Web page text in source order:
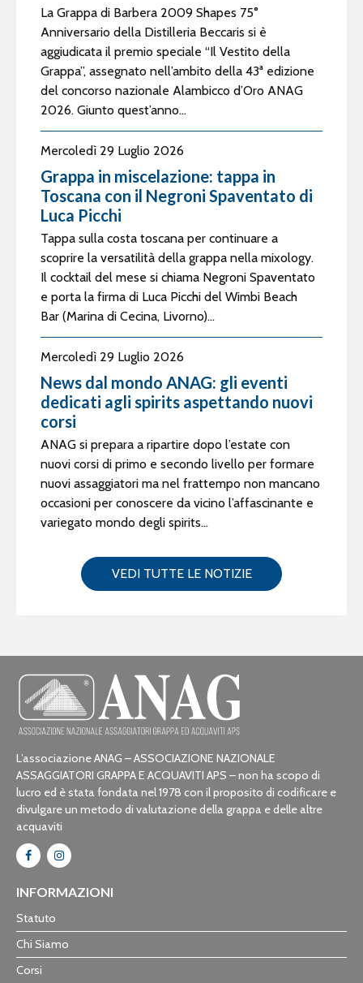
La Grappa di Barbera 2009 Shapes 75°
Anniversario della Distilleria Beccaris si è
aggiudicata il premio speciale “Il Vestito della
Grappa”, assegnato nell’ambito della 43ª edizione
del concorso nazionale Alambicco d’Oro ANAG
2026. Giunto quest’anno...
Mercoledì 29 Luglio 2026
Grappa in miscelazione: tappa in
Toscana con il Negroni Spaventato di
Luca Picchi
Tappa sulla costa toscana per continuare a
scoprire la versatilità della grappa nella mixology.
Il cocktail del mese si chiama Negroni Spaventato
e porta la firma di Luca Picchi del Wimbi Beach
Bar (Marina di Cecina, Livorno)...
Mercoledì 29 Luglio 2026
News dal mondo ANAG: gli eventi
dedicati agli spirits aspettando nuovi
corsi
ANAG si prepara a ripartire dopo l’estate con
nuovi corsi di primo e secondo livello per formare
nuovi assaggiatori ma nel frattempo non mancano
occasioni per conoscere da vicino l’affascinante e
variegato mondo degli spirits...
VEDI TUTTE LE NOTIZIE
L’associazione ANAG – ASSOCIAZIONE NAZIONALE
ASSAGGIATORI GRAPPA E ACQUAVITI APS – non ha scopo di
lucro ed è stata fondata nel 1978 con il proposito di codificare e
divulgare un metodo di valutazione della grappa e delle altre
acquaviti
INFORMAZIONI
Statuto
Chi Siamo
Corsi